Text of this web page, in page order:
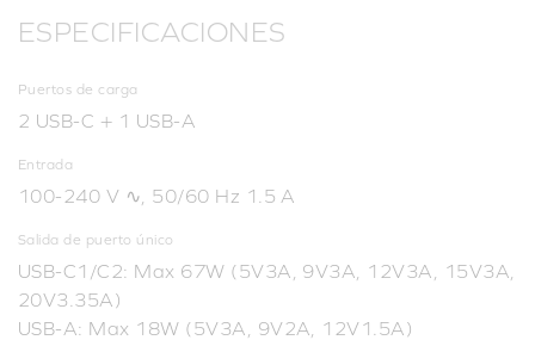
ESPECIFICACIONES
Puertos de carga
2 USB-C + 1 USB-A
Entrada
100-240 V ∿, 50/60 Hz 1.5 A
Salida de puerto único
USB-C1/C2: Max 67W (5V3A, 9V3A, 12V3A, 15V3A,
20V3.35A)
USB-A: Max 18W (5V3A, 9V2A, 12V1.5A)